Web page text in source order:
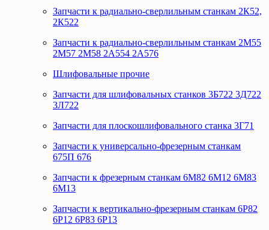
Запчасти к радиально-сверлильным станкам 2К52,
2К522
Запчасти к радиально-сверлильным станкам 2М55
2М57 2М58 2А554 2А576
Шлифовальные прочие
Запчасти для шлифовальных станков 3Б722 3Д722
3Л722
Запчасти для плоскошлифовального станка 3Г71
Запчасти к универсально-фрезерным станкам
675П 676
Запчасти к фрезерным станкам 6М82 6М12 6М83
6М13
Запчасти к вертикально-фрезерным станкам 6Р82
6Р12 6Р83 6Р13